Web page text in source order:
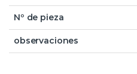
Nº de pieza
observaciones